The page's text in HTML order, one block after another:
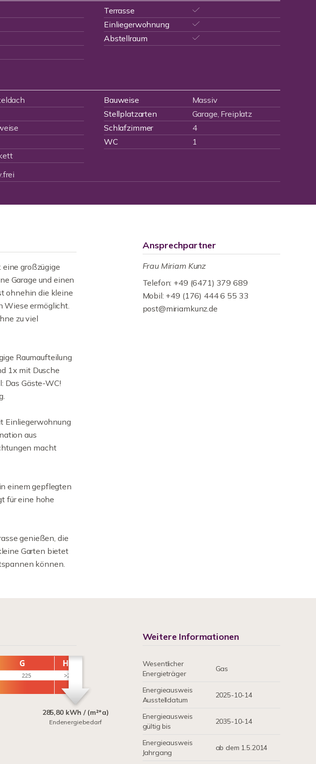
Terrasse
Einliegerwohnung
Abstellraum
Bauweise
Massiv
Stellplatzarten
Garage, Freiplatz
Schlafzimmer
4
WC
1
großzügige
Garage und einen
ohnehin die kleine
Wiese ermöglicht.
zu viel
Raumaufteilung
1x mit Dusche
Das Gäste-WC!
Einliegerwohnung
aus
macht
einem gepflegten
für eine hohe
genießen, die
Garten bietet
können.
Ansprechpartner
Frau Miriam Kunz
Telefon: +49 (6471) 379 689
Mobil: +49 (176) 444 6 55 33
post@miriamkunz.de
285,80 kWh / (m²*a)
Endenergiebedarf
Weitere Informationen
Wesentlicher
Energieträger
Gas
Energieausweis
Ausstelldatum
2025-10-14
Energieausweis
gültig bis
2035-10-14
Energieausweis
Jahrgang
ab dem 1.5.2014